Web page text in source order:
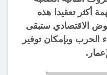
أكثر تعقيدا هذه
الاقتصادي ستبقى
الحرب وبإمكان توفير